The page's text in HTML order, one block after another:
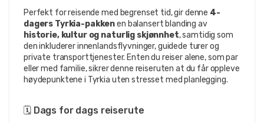
Perfekt for reisende med begrenset tid, gir denne 4-
dagers Tyrkia-pakken
en balansert blanding av
historie, kultur og naturlig skjønnhet, samtidig som
den inkluderer innenlandsflyvninger, guidede turer og
private transporttjenester. Enten du reiser alene, som par
eller med familie, sikrer denne reiseruten at du får oppleve
høydepunktene i Tyrkia uten stresset med planlegging.
🗓️ Dags for dags reiserute